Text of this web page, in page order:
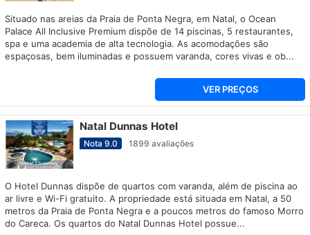
Situado nas areias da Praia de Ponta Negra, em Natal, o Ocean
Palace All Inclusive Premium dispõe de 14 piscinas, 5 restaurantes,
spa e uma academia de alta tecnologia. As acomodações são
espaçosas, bem iluminadas e possuem varanda, cores vivas e ob...
VER PREÇOS
Natal Dunnas Hotel
Nota 9.0 1899 avaliações
O Hotel Dunnas dispõe de quartos com varanda, além de piscina ao
ar livre e Wi-Fi gratuito. A propriedade está situada em Natal, a 50
metros da Praia de Ponta Negra e a poucos metros do famoso Morro
do Careca. Os quartos do Natal Dunnas Hotel possue...